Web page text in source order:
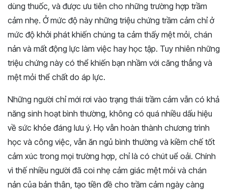
dùng thuốc, và được ưu tiên cho những trường hợp trầm
cảm nhẹ. Ở mức độ này những triệu chứng trầm cảm chỉ ở
mức độ khởi phát khiến chúng ta cảm thấy mệt mỏi, chán
nản và mất động lực làm việc hay học tập. Tuy nhiên những
triệu chứng này có thể khiến bạn nhầm với căng thẳng và
mệt mỏi thể chất do áp lực.
Những người chỉ mới rơi vào trạng thái trầm cảm vẫn có khả
năng sinh hoạt bình thường, không có quá nhiều dấu hiệu
về sức khỏe đáng lưu ý. Họ vẫn hoàn thành chương trình
học và công việc, vẫn ăn ngủ bình thường và kiềm chế tốt
cảm xúc trong mọi trường hợp, chỉ là có chút uể oải. Chính
vì thế nhiều người đã coi nhẹ cảm giác mệt mỏi và chán
nản của bản thân, tạo tiền đề cho trầm cảm ngày càng